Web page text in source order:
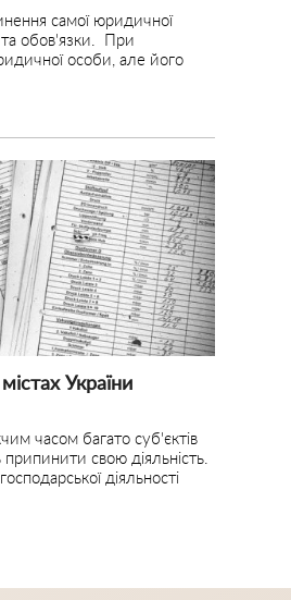
самої юридичної
обов'язки. При
особи, але його
України
часом багато суб'єктів
припинити свою діяльність.
діяльності